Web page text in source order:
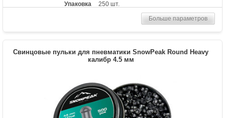
Упаковка
250 шт.
Больше параметров
Свинцовые пульки для пневматики SnowPeak Round Heavy
калибр 4.5 мм